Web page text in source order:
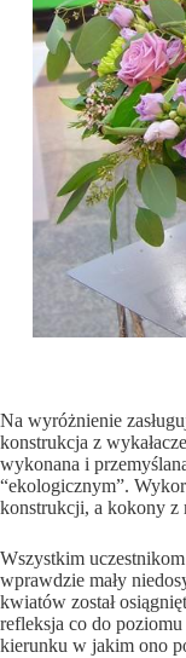
Na wyróżnienie
konstrukcja z
wykonana i
“ekologicznym”.
konstrukcji, a kokony z
Wszystkim
wprawdzie mały
kwiatów został
refleksja co do
kierunku w jakim ono